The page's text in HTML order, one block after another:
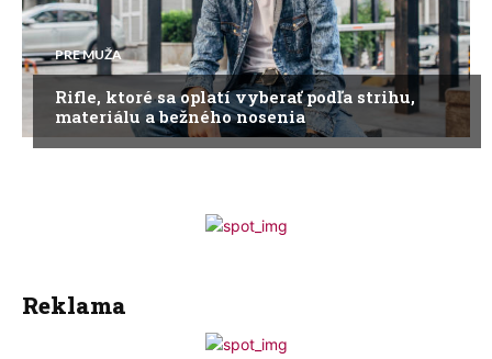
PRE MUŽA
Rifle, ktoré sa oplatí vyberať podľa strihu,
materiálu a bežného nosenia
Reklama